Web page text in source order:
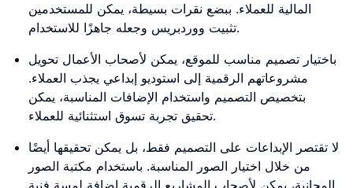
المالية للعملاء. ببضع نقرات بسيطة، يمكن للمستخدمين
تثبيت ووردبريس وجعله جاهزًا للاستخدام.
باختيار تصميم مناسب للموقع، يمكن لأصحاب الأعمال تحويل
مشروعاتهم الرقمية إلى استوديو إبداعي يجذب العملاء.
بتخصيص التصميم واستخدام الإضافات المناسبة، يمكن
تحقيق تجربة تسوق استثنائية للعملاء.
لا تقتصر الإبداعات على التصميم فقط، بل يمكن تحقيقها أيضًا
من خلال اختيار الصور المناسبة. باستخدام مكتبة الصور
المجانية، يمكن لأصحاب المشاريع الرقمية إضافة لمسة فنية